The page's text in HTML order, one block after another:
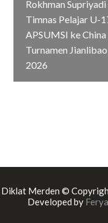
Rokhman
Timnas Pelajar U-
APSUMSI ke China
Turnamen
2026
Diklat Merden ©
Developed by